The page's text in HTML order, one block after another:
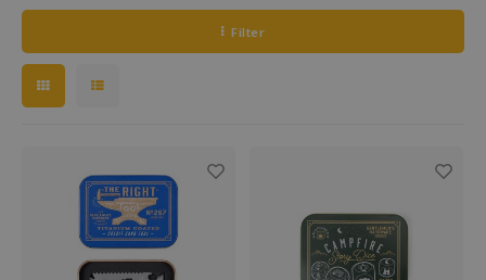
Zwitscherbox Satellite
Welche Zwitscherbox passt zu dir?
Zwitscherbox als Geschenk
Housewarming Geschenk
Mutterschaftsgeschenk
Uhren
Beleuchtung
Küche
Lesebrillen
Filter